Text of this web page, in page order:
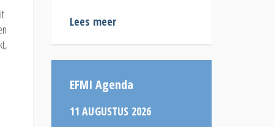
Lees meer
EFMI Agenda
11 AUGUSTUS 2026